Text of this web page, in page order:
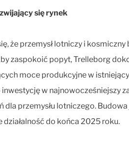
się rynek
że przemysł lotniczy i
zaspokoić popyt, Trelleborg
moce produkcyjne w
inwestycję w najnowocześniejszy
dla przemysłu lotniczego. Budowa
działalność do końca 2025 roku.